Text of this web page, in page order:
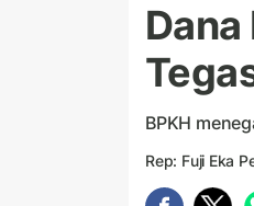
Dana
BPKH
Rep: Fuji Eka